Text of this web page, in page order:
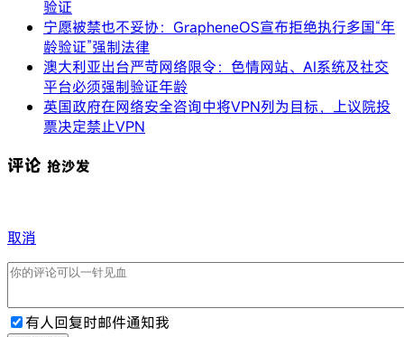
验证
宁愿被禁也不妥协：GrapheneOS宣布拒绝执行多国“年
龄验证”强制法律
澳大利亚出台严苛网络限令：色情网站、AI系统及社交
平台必须强制验证年龄
英国政府在网络安全咨询中将VPN列为目标，上议院投
票决定禁止VPN
评论 抢沙发
取消
有人回复时邮件通知我